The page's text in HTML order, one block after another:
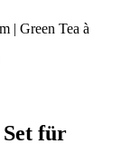
| Green Tea à
für